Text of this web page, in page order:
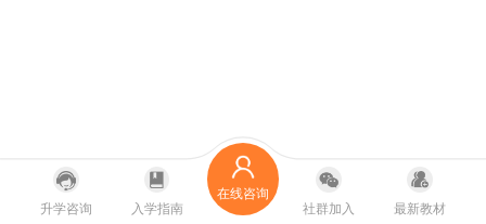
升学咨询 入学指南
在线咨询
社群加入
最新教材